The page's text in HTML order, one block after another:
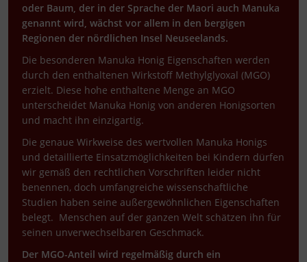
oder Baum, der in der Sprache der Maori auch Manuka
genannt wird, wächst vor allem in den bergigen
Regionen der nördlichen Insel Neuseelands.
Die besonderen Manuka Honig Eigenschaften werden
durch den enthaltenen Wirkstoff Methylglyoxal (MGO)
erzielt. Diese hohe enthaltene Menge an MGO
unterscheidet Manuka Honig von anderen Honigsorten
und macht ihn einzigartig.
Die genaue Wirkweise des wertvollen Manuka Honigs
und detaillierte Einsatzmöglichkeiten bei Kindern dürfen
wir gemäß den rechtlichen Vorschriften leider nicht
benennen, doch umfangreiche wissenschaftliche
Studien haben seine außergewöhnlichen Eigenschaften
belegt. Menschen auf der ganzen Welt schätzen ihn für
seinen unverwechselbaren Geschmack.
Der MGO-Anteil wird regelmäßig durch ein